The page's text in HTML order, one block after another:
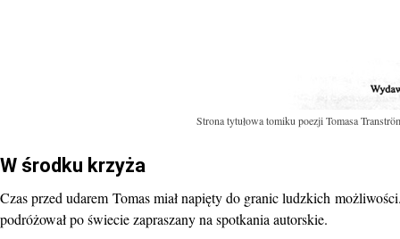
Strona tytułowa tomiku poezji Tomasa
W środku krzyża
Czas przed udarem Tomas miał napięty do granic ludzkich
podróżował po świecie zapraszany na spotkania autorskie.